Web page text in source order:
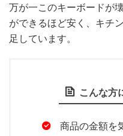
万が一このキーボードが
ができるほど安く、キチ
足しています。
こんな方
商品の金額を